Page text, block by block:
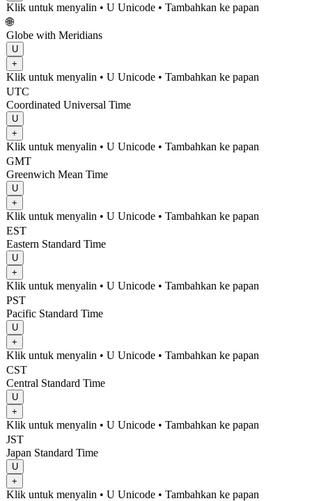
Klik untuk menyalin • U Unicode • Tambahkan ke papan
🌐
Globe with Meridians
U
+
Klik untuk menyalin • U Unicode • Tambahkan ke papan
UTC
Coordinated Universal Time
U
+
Klik untuk menyalin • U Unicode • Tambahkan ke papan
GMT
Greenwich Mean Time
U
+
Klik untuk menyalin • U Unicode • Tambahkan ke papan
EST
Eastern Standard Time
U
+
Klik untuk menyalin • U Unicode • Tambahkan ke papan
PST
Pacific Standard Time
U
+
Klik untuk menyalin • U Unicode • Tambahkan ke papan
CST
Central Standard Time
U
+
Klik untuk menyalin • U Unicode • Tambahkan ke papan
JST
Japan Standard Time
U
+
Klik untuk menyalin • U Unicode • Tambahkan ke papan